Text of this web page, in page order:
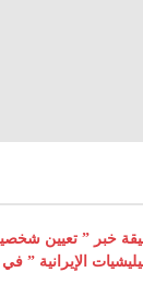
خبر ” تعيين
الإيرانية